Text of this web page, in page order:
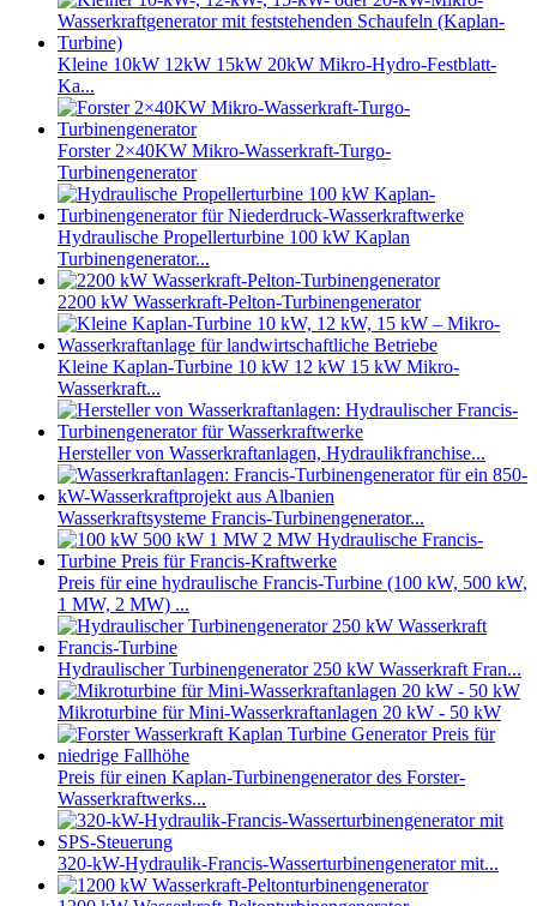
Kleine 10kW 12kW 15kW 20kW Mikro-Hydro-Festblatt-
Ka...
Forster 2×40KW Mikro-Wasserkraft-Turgo-
Turbinengenerator
Hydraulische Propellerturbine 100 kW Kaplan
Turbinengenerator...
2200 kW Wasserkraft-Pelton-Turbinengenerator
Kleine Kaplan-Turbine 10 kW 12 kW 15 kW Mikro-
Wasserkraft...
Hersteller von Wasserkraftanlagen, Hydraulikfranchise...
Wasserkraftsysteme Francis-Turbinengenerator...
Preis für eine hydraulische Francis-Turbine (100 kW, 500 kW,
1 MW, 2 MW) ...
Hydraulischer Turbinengenerator 250 kW Wasserkraft Fran...
Mikroturbine für Mini-Wasserkraftanlagen 20 kW - 50 kW
Preis für einen Kaplan-Turbinengenerator des Forster-
Wasserkraftwerks...
320-kW-Hydraulik-Francis-Wasserturbinengenerator mit...